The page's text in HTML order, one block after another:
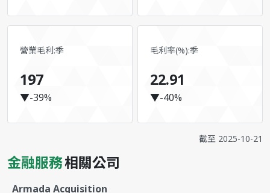
營業毛利:季
197
▼-39%
毛利率(%):季
22.91
▼-40%
截至 2025-10-21
金融服務相關公司
Armada Acquisition